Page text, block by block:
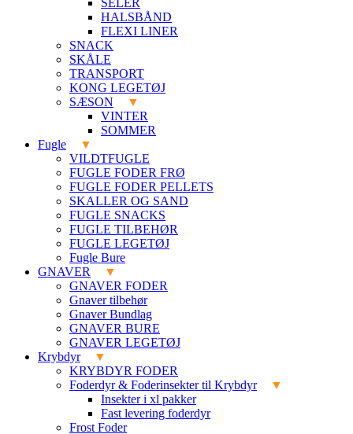
SELER
HALSBÅND
FLEXI LINER
SNACK
SKÅLE
TRANSPORT
KONG LEGETØJ
SÆSON
VINTER
SOMMER
Fugle
VILDTFUGLE
FUGLE FODER FRØ
FUGLE FODER PELLETS
SKALLER OG SAND
FUGLE SNACKS
FUGLE TILBEHØR
FUGLE LEGETØJ
Fugle Bure
GNAVER
GNAVER FODER
Gnaver tilbehør
Gnaver Bundlag
GNAVER BURE
GNAVER LEGETØJ
Krybdyr
KRYBDYR FODER
Foderdyr & Foderinsekter til Krybdyr
Insekter i xl pakker
Fast levering foderdyr
Frost Foder